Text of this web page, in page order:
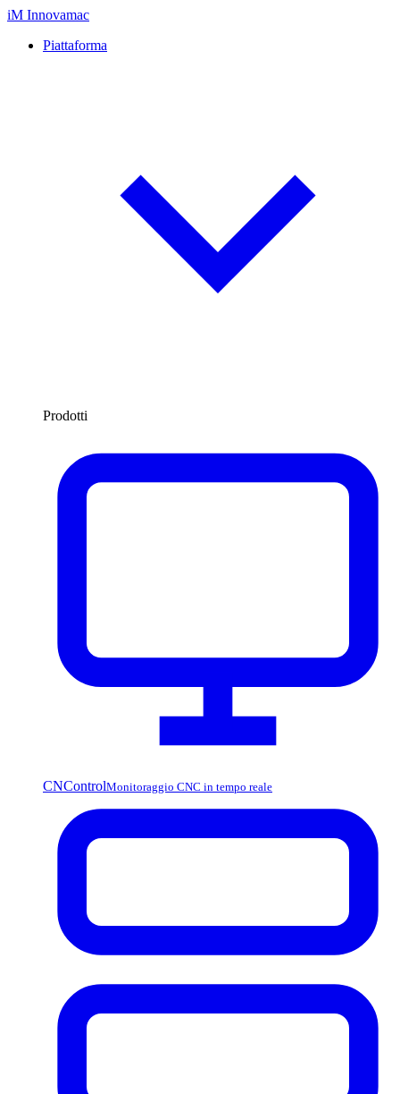
iM Innovamac
Piattaforma
Prodotti
CNControlMonitoraggio CNC in tempo reale